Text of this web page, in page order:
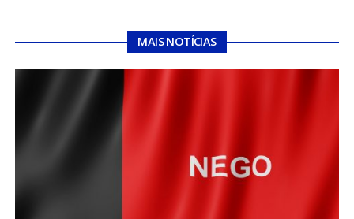
MAIS NOTÍCIAS